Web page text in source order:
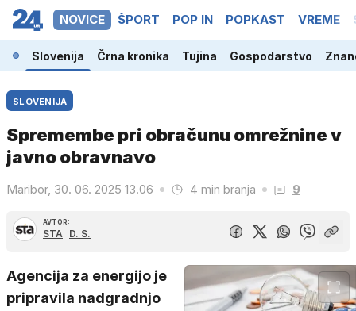
NOVICE ŠPORT POP IN POPKAST VREME
Slovenija Črna kronika Tujina Gospodarstvo
SLOVENIJA
Spremembe pri obračunu omrežnine v
javno obravnavo
Maribor, 30. 06. 2025 13.06 4 min branja 9
AVTOR:
STA D. S.
Agencija za energijo je
pripravila nadgradnjo